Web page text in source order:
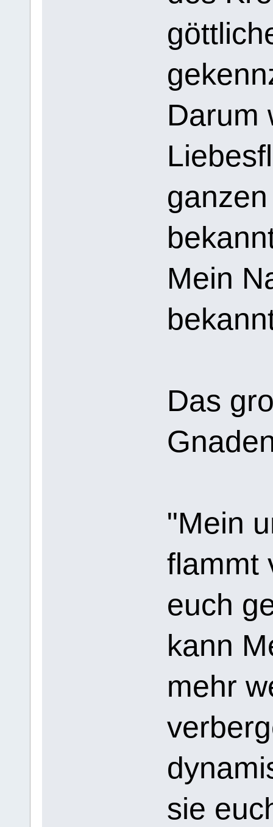
Darum
Mein
Das
"Mein
flammt
euch
kann
mehr
sie